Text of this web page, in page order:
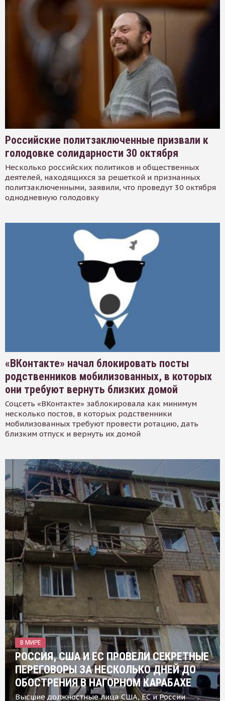
Российские политзаключенные призвали к
голодовке солидарности 30 октября
Несколько российских политиков и общественных
деятелей, находящихся за решеткой и признанных
политзаключенными, заявили, что проведут 30 октября
однодневную голодовку
«ВКонтакте» начал блокировать посты
родственников мобилизованных, в которых
они требуют вернуть близких домой
Соцсеть «ВКонтакте» заблокировала как минимум
несколько постов, в которых родственники
мобилизованных требуют провести ротацию, дать
близким отпуск и вернуть их домой
В МИРЕ
РОССИЯ, США И ЕС ПРОВЕЛИ СЕКРЕТНЫЕ
ПЕРЕГОВОРЫ ЗА НЕСКОЛЬКО ДНЕЙ ДО
ОБОСТРЕНИЯ В НАГОРНОМ КАРАБАХЕ
Высшие должностные лица США, ЕС и России